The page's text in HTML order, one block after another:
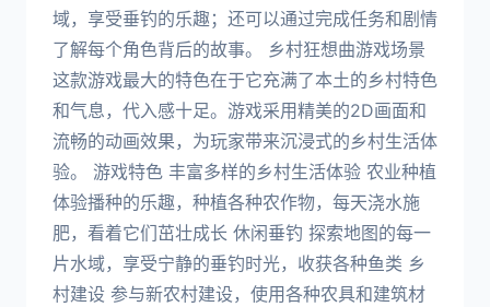
域，享受垂钓的乐趣；还可以通过完成任务和剧情
了解每个角色背后的故事。 乡村狂想曲游戏场景
这款游戏最大的特色在于它充满了本土的乡村特色
和气息，代入感十足。游戏采用精美的2D画面和
流畅的动画效果，为玩家带来沉浸式的乡村生活体
验。 游戏特色 丰富多样的乡村生活体验 农业种植
体验播种的乐趣，种植各种农作物，每天浇水施
肥，看着它们茁壮成长 休闲垂钓 探索地图的每一
片水域，享受宁静的垂钓时光，收获各种鱼类 乡
村建设 参与新农村建设，使用各种农具和建筑材